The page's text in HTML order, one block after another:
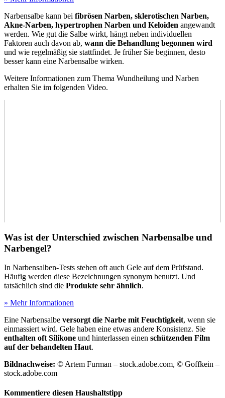
Narbensalbe kann bei fibrösen Narben, sklerotischen Narben,
Akne-Narben, hypertrophen Narben und Keloiden angewandt
werden. Wie gut die Salbe wirkt, hängt neben individuellen
Faktoren auch davon ab, wann die Behandlung begonnen wird
und wie regelmäßig sie stattfindet. Je früher Sie beginnen, desto
besser kann eine Narbensalbe wirken.
Weitere Informationen zum Thema Wundheilung und Narben
erhalten Sie im folgenden Video.
Was ist der Unterschied zwischen Narbensalbe und
Narbengel?
In Narbensalben-Tests stehen oft auch Gele auf dem Prüfstand.
Häufig werden diese Bezeichnungen synonym benutzt. Und
tatsächlich sind die Produkte sehr ähnlich.
» Mehr Informationen
Eine Narbensalbe versorgt die Narbe mit Feuchtigkeit, wenn sie
einmassiert wird. Gele haben eine etwas andere Konsistenz. Sie
enthalten oft Silikone und hinterlassen einen schützenden Film
auf der behandelten Haut.
Bildnachweise: © Artem Furman – stock.adobe.com, © Goffkein –
stock.adobe.com
Kommentiere diesen Haushaltstipp